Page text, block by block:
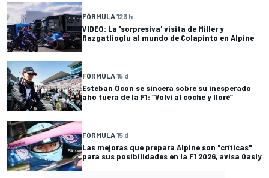
FÓRMULA 123 h
VIDEO: La 'sorpresiva' visita de Miller y
Razgatlioglu al mundo de Colapinto en Alpine
FÓRMULA 15 d
Esteban Ocon se sincera sobre su inesperado
año fuera de la F1: “Volví al coche y lloré”
FÓRMULA 15 d
Las mejoras que prepara Alpine son "críticas"
para sus posibilidades en la F1 2026, avisa Gasly